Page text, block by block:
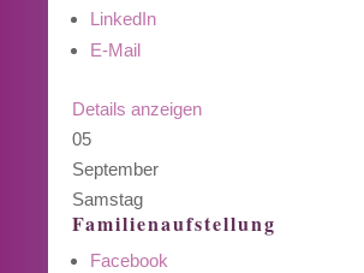
LinkedIn
E-Mail
Details anzeigen
05
September
Samstag
Familienaufstellung
Facebook